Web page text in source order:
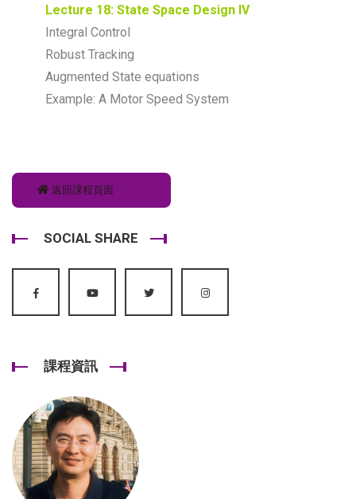
Lecture 18: State Space Design IV
Integral Control
Robust Tracking
Augmented State equations
Example: A Motor Speed System
返回課程頁面
SOCIAL SHARE
課程資訊